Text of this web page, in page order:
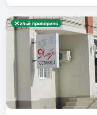
Жильё проверено